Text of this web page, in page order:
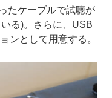
たケーブルで試聴が
る)。さらに、USB
ンとして用意する。